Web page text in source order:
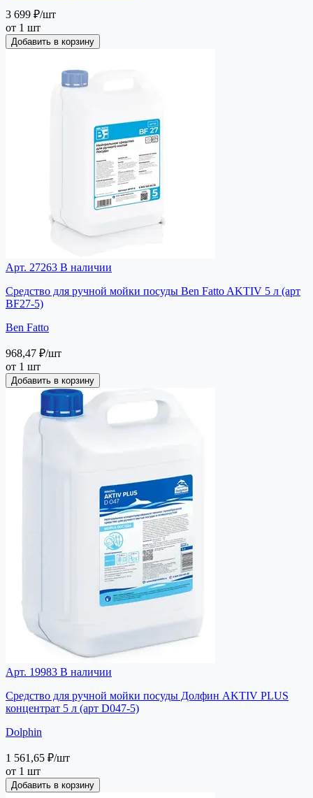
3 699 ₽/шт
от 1 шт
Добавить в корзину
Арт. 27263 В наличии
Средство для ручной мойки посуды Ben Fatto AKTIV 5 л (арт
BF27-5)
Ben Fatto
968,47 ₽/шт
от 1 шт
Добавить в корзину
Арт. 19983 В наличии
Средство для ручной мойки посуды Долфин AKTIV PLUS
концентрат 5 л (арт D047-5)
Dolphin
1 561,65 ₽/шт
от 1 шт
Добавить в корзину